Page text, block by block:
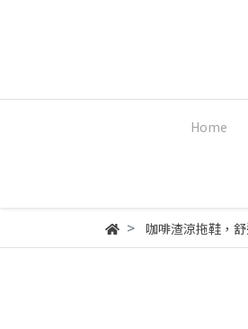
Home
咖啡渣涼拖鞋，